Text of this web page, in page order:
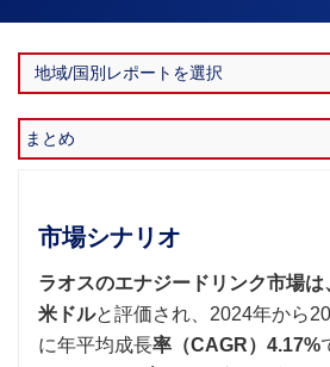
市場シナリオ
ラオスのエナジードリンク市場は
米ドルと評価され、2024年から
に年平均成長率（CAGR）4.17%